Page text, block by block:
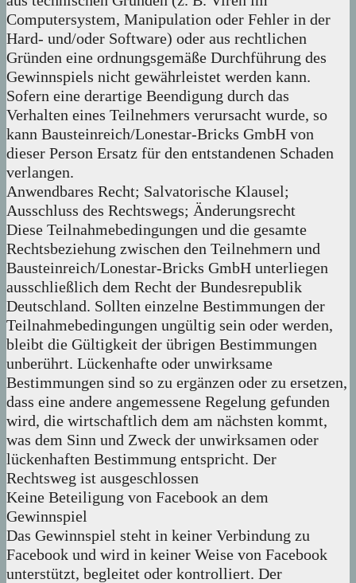
Computersystem, Manipulation oder Fehler in der
Hard- und/oder Software) oder aus rechtlichen
Gründen eine ordnungsgemäße Durchführung des
Gewinnspiels nicht gewährleistet werden kann.
Sofern eine derartige Beendigung durch das
Verhalten eines Teilnehmers verursacht wurde, so
kann Bausteinreich/Lonestar-Bricks GmbH von
dieser Person Ersatz für den entstandenen Schaden
verlangen.
Anwendbares Recht; Salvatorische Klausel;
Ausschluss des Rechtswegs; Änderungsrecht
Diese Teilnahmebedingungen und die gesamte
Rechtsbeziehung zwischen den Teilnehmern und
Bausteinreich/Lonestar-Bricks GmbH unterliegen
ausschließlich dem Recht der Bundesrepublik
Deutschland. Sollten einzelne Bestimmungen der
Teilnahmebedingungen ungültig sein oder werden,
bleibt die Gültigkeit der übrigen Bestimmungen
unberührt. Lückenhafte oder unwirksame
Bestimmungen sind so zu ergänzen oder zu ersetzen,
dass eine andere angemessene Regelung gefunden
wird, die wirtschaftlich dem am nächsten kommt,
was dem Sinn und Zweck der unwirksamen oder
lückenhaften Bestimmung entspricht. Der
Rechtsweg ist ausgeschlossen
Keine Beteiligung von Facebook an dem
Gewinnspiel
Das Gewinnspiel steht in keiner Verbindung zu
Facebook und wird in keiner Weise von Facebook
unterstützt, begleitet oder kontrolliert. Der